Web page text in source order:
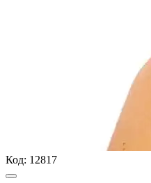
Код: 12817